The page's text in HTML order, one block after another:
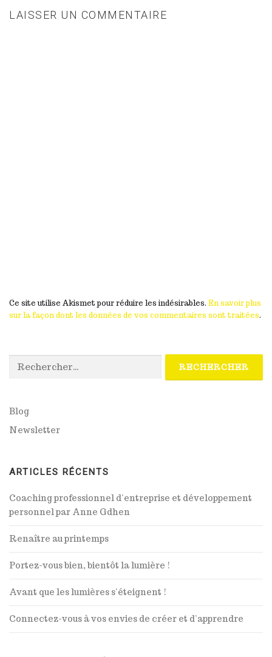
LAISSER UN COMMENTAIRE
Ce site utilise Akismet pour réduire les indésirables. En savoir plus
sur la façon dont les données de vos commentaires sont traitées.
Blog
Newsletter
ARTICLES RÉCENTS
Coaching professionnel d’entreprise et développement
personnel par Anne Gdhen
Renaître au printemps
Portez-vous bien, bientôt la lumière !
Avant que les lumières s’éteignent !
Connectez-vous à vos envies de créer et d’apprendre